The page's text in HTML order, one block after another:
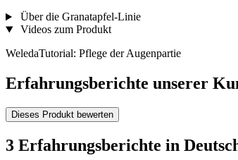
Über die Granatapfel-Linie
Videos zum Produkt
WeledaTutorial: Pflege der Augenpartie
Erfahrungsberichte unserer
Dieses Produkt bewerten
3 Erfahrungsberichte in